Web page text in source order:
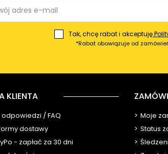
Tak, chcę rabat i akceptuję
*Rabat obowiązuje od
KLIENTA
odpowiedzi / FAQ
dostawy
- zapłać za 30 dni
Moje
Status